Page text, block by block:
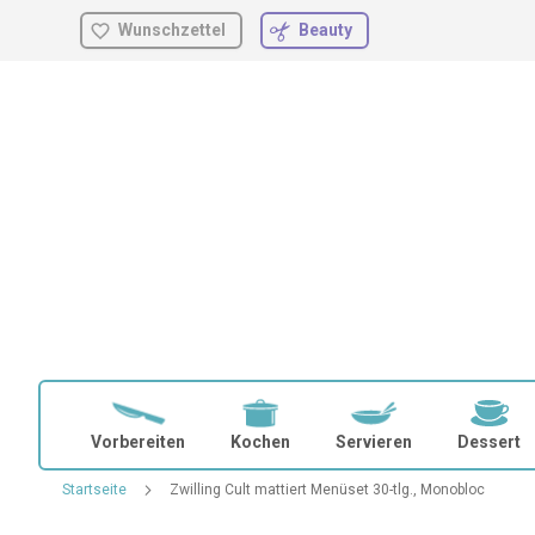
Zum
Wunschzettel Beauty
Vorbereiten Kochen Servieren Dessert
Startseite Zwilling Cult mattiert Menüset 30-tlg., Monobloc